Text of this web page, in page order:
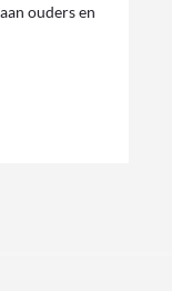
ouders en